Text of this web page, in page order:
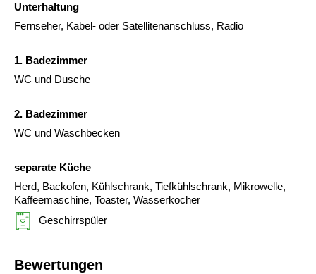
Unterhaltung
Fernseher, Kabel- oder Satellitenanschluss, Radio
1. Badezimmer
WC und Dusche
2. Badezimmer
WC und Waschbecken
separate Küche
Herd, Backofen, Kühlschrank, Tiefkühlschrank, Mikrowelle,
Kaffeemaschine, Toaster, Wasserkocher
Geschirrspüler
Bewertungen